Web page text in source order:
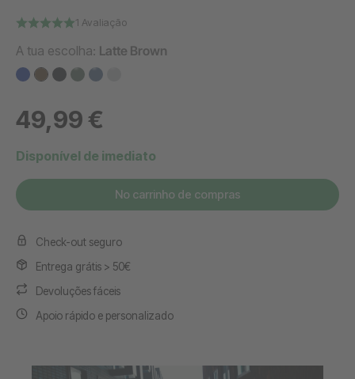
1 Avaliação
A tua escolha: Latte Brown
49,99 €
Disponível de imediato
No carrinho de compras
Check-out seguro
Entrega grátis > 50€
Devoluções fáceis
Apoio rápido e personalizado